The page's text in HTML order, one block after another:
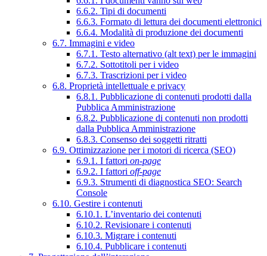
6.6.2. Tipi di documenti
6.6.3. Formato di lettura dei documenti elettronici
6.6.4. Modalità di produzione dei documenti
6.7. Immagini e video
6.7.1. Testo alternativo (alt text) per le immagini
6.7.2. Sottotitoli per i video
6.7.3. Trascrizioni per i video
6.8. Proprietà intellettuale e privacy
6.8.1. Pubblicazione di contenuti prodotti dalla
Pubblica Amministrazione
6.8.2. Pubblicazione di contenuti non prodotti
dalla Pubblica Amministrazione
6.8.3. Consenso dei soggetti ritratti
6.9. Ottimizzazione per i motori di ricerca (SEO)
6.9.1. I fattori on-page
6.9.2. I fattori off-page
6.9.3. Strumenti di diagnostica SEO: Search
Console
6.10. Gestire i contenuti
6.10.1. L’inventario dei contenuti
6.10.2. Revisionare i contenuti
6.10.3. Migrare i contenuti
6.10.4. Pubblicare i contenuti